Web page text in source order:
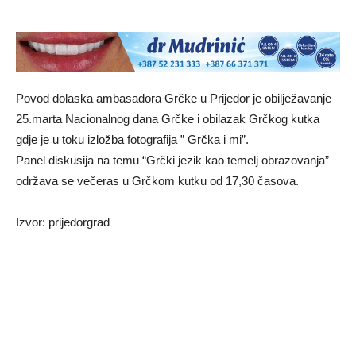
Povod dolaska ambasadora Grčke u Prijedor je obilježavanje
25.marta Nacionalnog dana Grčke i obilazak Grčkog kutka
gdje je u toku izložba fotografija ” Grčka i mi”.
Panel diskusija na temu “Grčki jezik kao temelj obrazovanja”
održava se večeras u Grčkom kutku od 17,30 časova.
Izvor: prijedorgrad